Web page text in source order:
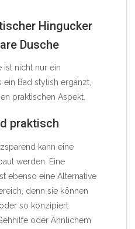
Hingucker
Dusche
ist nicht nur ein
Bad stylish ergänzt,
praktischen Aspekt.
praktisch
kann eine
werden. Eine
ebenso eine Alternative
denn sie können
so konzipiert
oder Ähnlichem